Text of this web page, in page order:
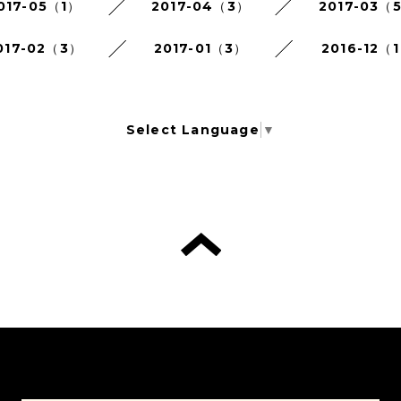
05（1） 2017-04（3） 2017-03（5
02（3） 2017-01（3） 2016-12（1
Select Language ▼